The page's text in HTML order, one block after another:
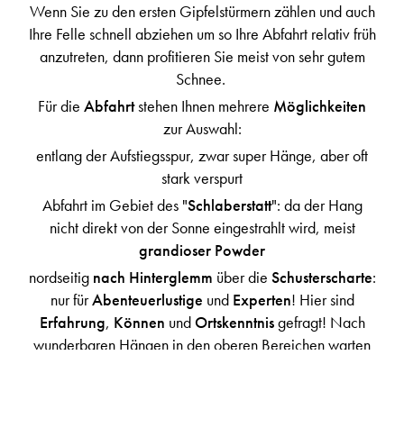
Wenn Sie zu den ersten Gipfelstürmern zählen und auch
Ihre Felle schnell abziehen um so Ihre Abfahrt relativ früh
anzutreten, dann profitieren Sie meist von sehr gutem
Schnee.
Für die Abfahrtstehen Ihnen mehrere Möglichkeiten
zur Auswahl:
entlang der Aufstiegsspur, zwar super Hänge, aber oft
stark verspurt
Abfahrt im Gebiet des "Schlaberstatt": da der Hang
nicht direkt von der Sonne eingestrahlt wird, meist
grandioser Powder
nordseitig nach Hinterglemm über die Schusterscharte:
nur fürAbenteuerlustige und Experten! Hier sind
Erfahrung, Können undOrtskenntnisgefragt! Nach
wunderbaren Hängen in den oberen Bereichen warten